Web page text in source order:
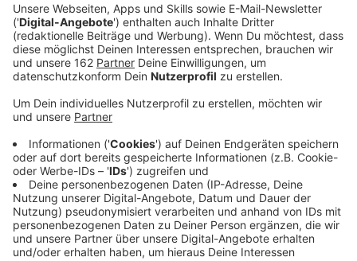
Anzeige
Die katholische Kirche wird ungewöhnlich politisch.
Anlass ist der drohende Rechtsruck bei den
Kirche eine Demokratiebewegung ins Leben rufen -
ähnlich der Friedensbewegung in den 80er Jahren. Das
Bistum Münster hat dafür gemeinsam mit Caritas und
BDKJ eine Kampagne gestartet. Mit einem Logo soll
bei uns der Slogan "Mensch Niederrhein! Lebe
Freiheit!" verbreitet werden - vor allem auf Social